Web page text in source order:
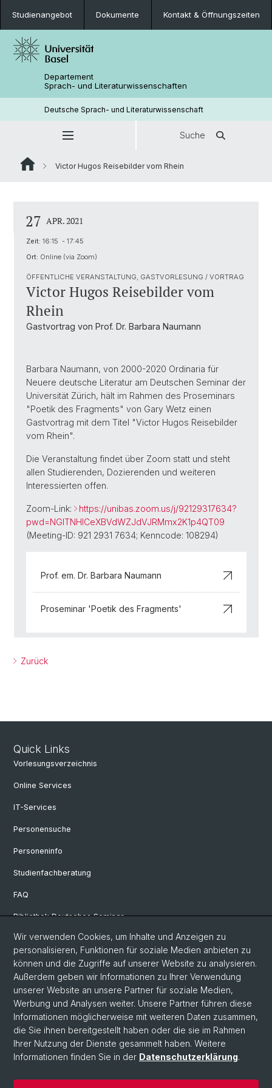
Studienangebot Dokumente Kontakt & Öffnungszeiten
Departement
Sprach- und Literaturwissenschaften
Deutsche Sprach- und Literaturwissenschaft
Suche
Victor Hugos Reisebilder vom Rhein
27 APR. 2021
Zeit: 16:15 - 17:45
Ort: Online (via Zoom)
ÖFFENTLICHE VERANSTALTUNG, GASTVORLESUNG / VORTRAG
Victor Hugos Reisebilder vom
Rhein
Gastvortrag von Prof. Dr. Barbara Naumann
Barbara Naumann, von 2000-2020 Ordinaria für
Neuere deutsche Literatur am Deutschen Seminar der
Universität Zürich, hält im Rahmen des Proseminars
"Poetik des Fragments" von Gary Wetz einen
Gastvortrag mit dem Titel "Victor Hugos Reisebilder
vom Rhein".
Die Veranstaltung findet über Zoom statt und steht
allen Studierenden, Dozierenden und weiteren
Interessierten offen.
Zoom-Link:
https://unibas.zoom.us/j/92129317634?
pwd=NGlTNHlCeXBVdWZJdVJRMmx2K1p4QT09
(Meeting-ID: 921 2931 7634; Kenncode: 108294)
Prof. em. Dr. Barbara Naumann
Proseminar 'Poetik des Fragments'
Zurück
Quick Links
Vorlesungsverzeichnis
Online Services
IT-Services
Personensuche
Personeninfo
Studienfachberatung
FAQ
Bibliothek Deutsches Seminar
Neuere deutsche Literaturwissenschaft
Germanistische Mediävistik
Deutsche Sprachwissenschaft
© Universität Basel
Philosophisch-Historische Fakultät
Sprach- und Literaturwissenschaften
Home
Wir verwenden Cookies, um Inhalte und Anzeigen zu
personalisieren, Funktionen für soziale Medien anbieten zu
können und die Zugriffe auf unserer Website zu analysieren.
Außerdem geben wir Informationen zu Ihrer Verwendung
unserer Website an unsere Partner für soziale Medien,
Werbung und Analysen weiter. Unsere Partner führen diese
Informationen möglicherweise mit weiteren Daten zusammen,
die Sie ihnen bereitgestellt haben oder die sie im Rahmen
Ihrer Nutzung der Dienste gesammelt haben. Weitere
Informationen finden Sie in der Datenschutzerklärung.